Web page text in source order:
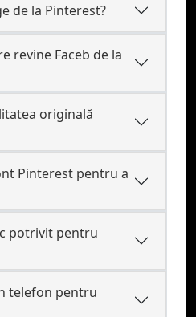
de la Pinterest?
revine Faceb de la
originală
Pinterest pentru a
potrivit pentru
telefon pentru